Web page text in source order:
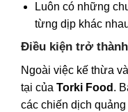
Luôn có những
từng dịp khác
Điều kiện trở
Ngoài việc kế thừa
tại của Torki Food .
các chiến dịch